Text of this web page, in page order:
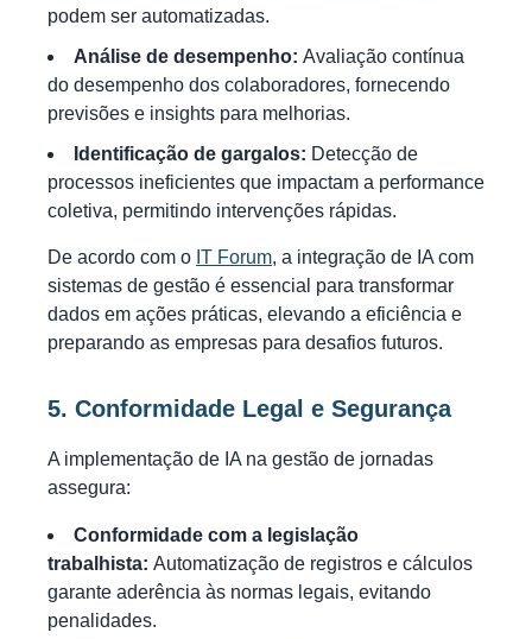
podem ser automatizadas.
Análise de desempenho: Avaliação contínua
do desempenho dos colaboradores, fornecendo
previsões e insights para melhorias.
Identificação de gargalos: Detecção de
processos ineficientes que impactam a performance
coletiva, permitindo intervenções rápidas.
De acordo com o IT Forum, a integração de IA com
sistemas de gestão é essencial para transformar
dados em ações práticas, elevando a eficiência e
preparando as empresas para desafios futuros.
5. Conformidade Legal e Segurança
A implementação de IA na gestão de jornadas
assegura:
Conformidade com a legislação
trabalhista: Automatização de registros e cálculos
garante aderência às normas legais, evitando
penalidades.